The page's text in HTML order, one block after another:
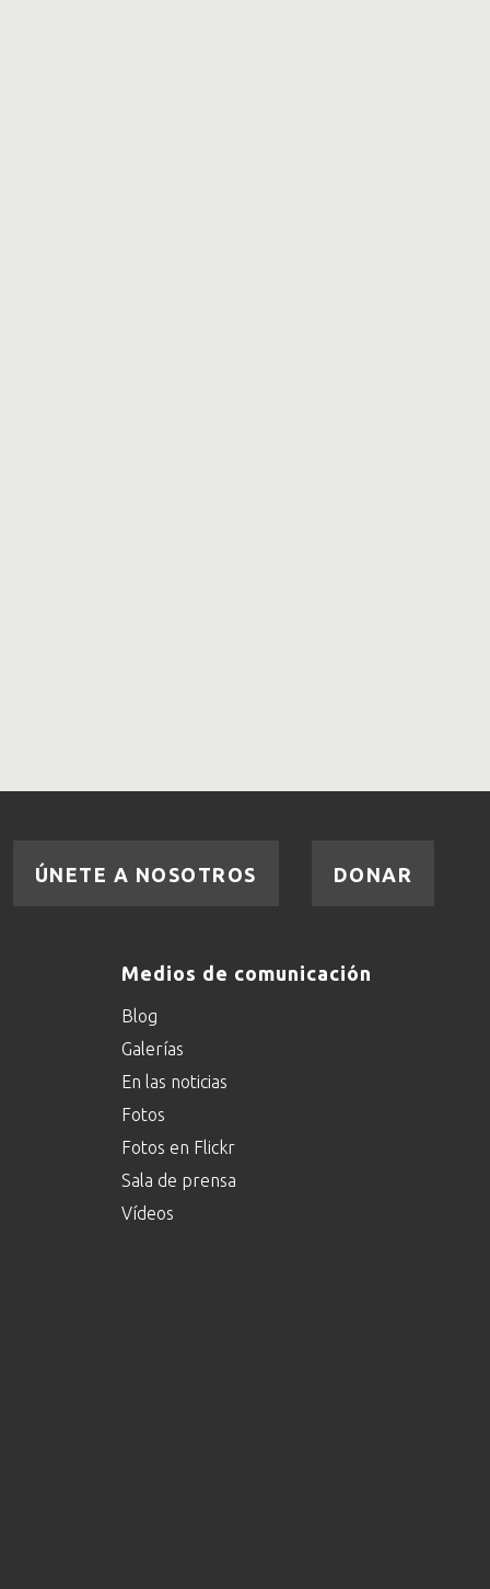
DONAR
ÚNETE A NOSOTROS
Medios de comunicación
Blog
Galerías
En las noticias
Fotos
Fotos en Flickr
Sala de prensa
Vídeos